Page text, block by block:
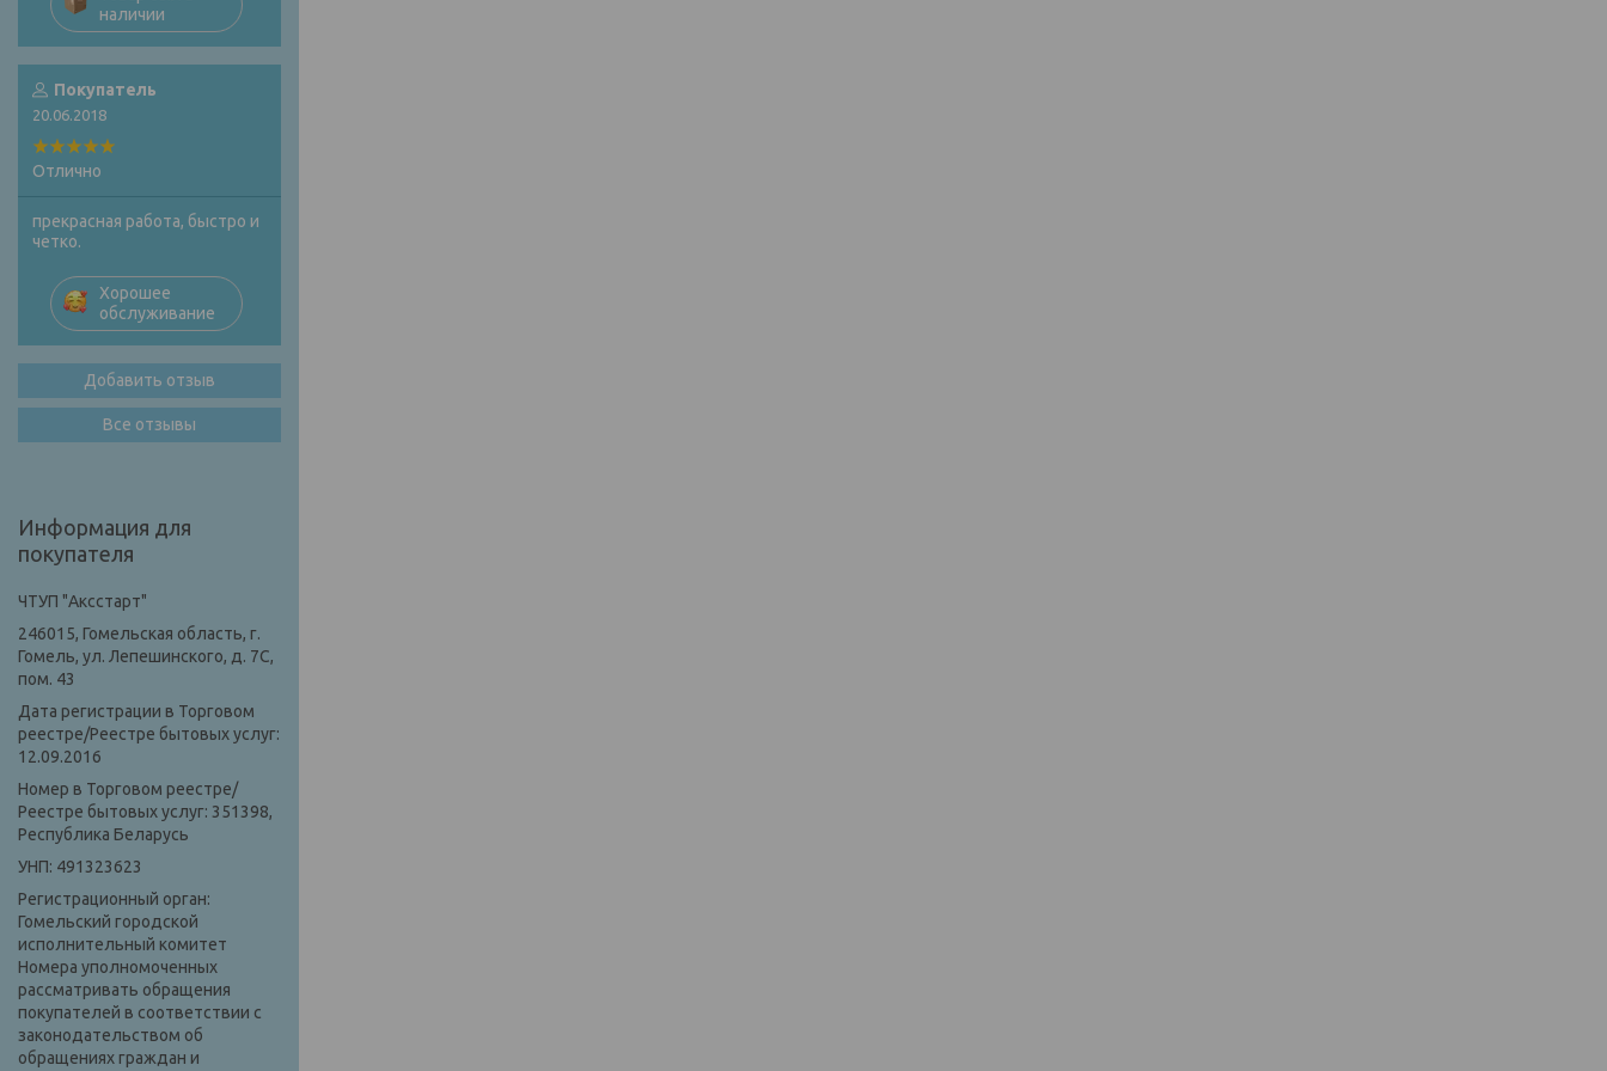
наличии
Покупатель
20.06.2018
Отлично
прекрасная работа, быстро и
четко.
Хорошее
обслуживание
Добавить отзыв
Все отзывы
Информация для
покупателя
ЧТУП "Аксстарт"
246015, Гомельская область, г.
Гомель, ул. Лепешинского, д. 7С,
пом. 43
Дата регистрации в Торговом
реестре/Реестре бытовых услуг:
12.09.2016
Номер в Торговом реестре/
Реестре бытовых услуг: 351398,
Республика Беларусь
УНП: 491323623
Регистрационный орган:
Гомельский городской
исполнительный комитет
Номера уполномоченных
рассматривать обращения
покупателей в соответствии с
законодательством об
обращениях граждан и